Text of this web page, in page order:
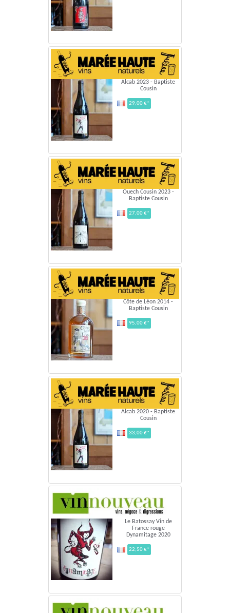
Alcab 2023 - Baptiste
Cousin
29,00 €*
Ouech Cousin 2023 -
Baptiste Cousin
27,00 €*
Côte de Léon 2014 -
Baptiste Cousin
95,00 €*
Alcab 2020 - Baptiste
Cousin
33,00 €*
Le Batossay Vin de
France rouge
Dynamitage 2020
22,50 €*